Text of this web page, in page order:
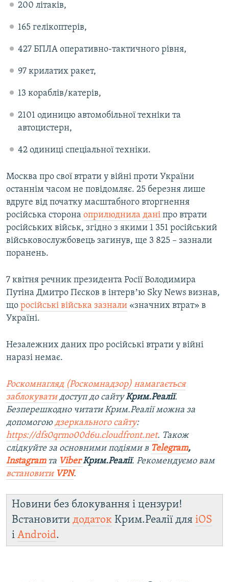
200 літаків,
165 гелікоптерів,
427 БПЛА оперативно-тактичного рівня,
97 крилатих ракет,
13 кораблів/катерів,
2101 одиницю автомобільної техніки та
автоцистерн,
42 одиниці спеціальної техніки.
Москва про свої втрати у війні проти України
останнім часом не повідомляє. 25 березня лише
вдруге від початку масштабного вторгнення
російська сторона оприлюднила дані про втрати
російських військ, згідно з якими 1 351 російський
військовослужбовець загинув, ще 3 825 – зазнали
поранень​.
7 квітня речник президента Росії Володимира
Путіна Дмитро Пєсков в інтервʼю Sky News визнав,
що російські війська зазнали «значних втрат» в
Україні.
Незалежних даних про російські втрати у війні
наразі немає.
Роскомнагляд (Роскомнадзор) намагається
заблокуватидоступ до сайтуКрим.Реалії.
Безперешкодно читати Крим.Реалії можна за
допомогою дзеркального сайту:
https://dfs0qrmo00d6u.cloudfront.net. Також
слідкуйте за основними подіями в Telegram,
Instagramта ViberКрим.Реалії. Рекомендуємо вам
встановити VPN.
Новини без блокування і цензури!
Встановити додаток Крим.Реалії для iOS
і Android.